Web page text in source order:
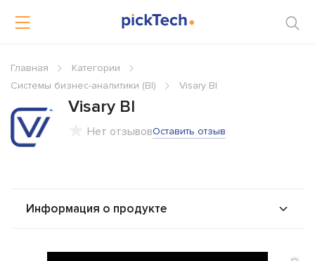
Главная
Категории
Системы бизнес-аналитики (BI)
Visary BI
Visary BI
Нет отзывовОставить отзыв
Информация о продукте